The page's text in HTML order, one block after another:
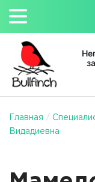
Главная /
Видадиевна